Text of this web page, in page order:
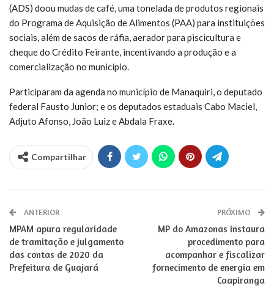
(ADS) doou mudas de café, uma tonelada de produtos regionais
do Programa de Aquisição de Alimentos (PAA) para instituições
sociais, além de sacos de ráfia, aerador para piscicultura e
cheque do Crédito Feirante, incentivando a produção e a
comercialização no município.
Participaram da agenda no município de Manaquiri, o deputado
federal Fausto Junior; e os deputados estaduais Cabo Maciel,
Adjuto Afonso, João Luiz e Abdala Fraxe.
Compartilhar
ANTERIOR
MPAM apura regularidade
de tramitação e julgamento
das contas de 2020 da
Prefeitura de Guajará
PRÓXIMO
MP do Amazonas instaura
procedimento para
acompanhar e fiscalizar
fornecimento de energia em
Caapiranga